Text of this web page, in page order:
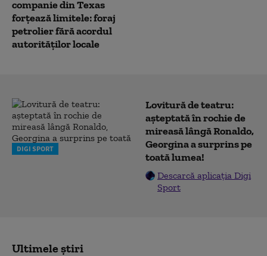
companie din Texas
forțează limitele: foraj
petrolier fără acordul
autorităților locale
DIGI SPORT
Lovitură de teatru:
așteptată în rochie de
mireasă lângă Ronaldo,
Georgina a surprins pe
toată lumea!
Descarcă aplicația Digi
Sport
Ultimele știri